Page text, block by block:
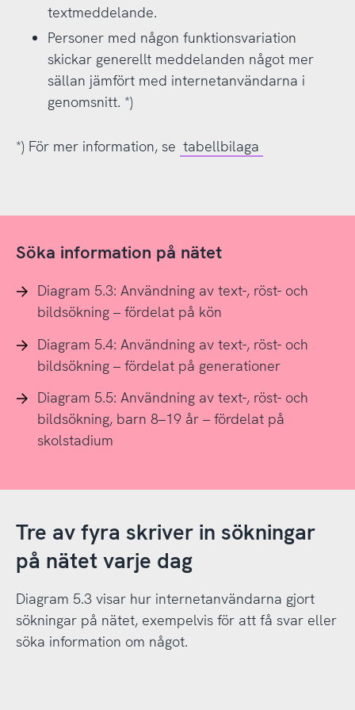
textmeddelande.
Personer med någon funktionsvariation
skickar generellt meddelanden något mer
sällan jämfört med internetanvändarna i
genomsnitt. *)
*) För mer information, se tabellbilaga
Söka information på nätet
Diagram 5.3: Användning av text-, röst- och
bildsökning – fördelat på kön
Diagram 5.4: Användning av text-, röst- och
bildsökning – fördelat på generationer
Diagram 5.5: Användning av text-, röst- och
bildsökning, barn 8–19 år – fördelat på
skolstadium
Tre av fyra skriver in sökningar
på nätet varje dag
Diagram 5.3 visar hur internetanvändarna gjort
sökningar på nätet, exempelvis för att få svar eller
söka information om något.